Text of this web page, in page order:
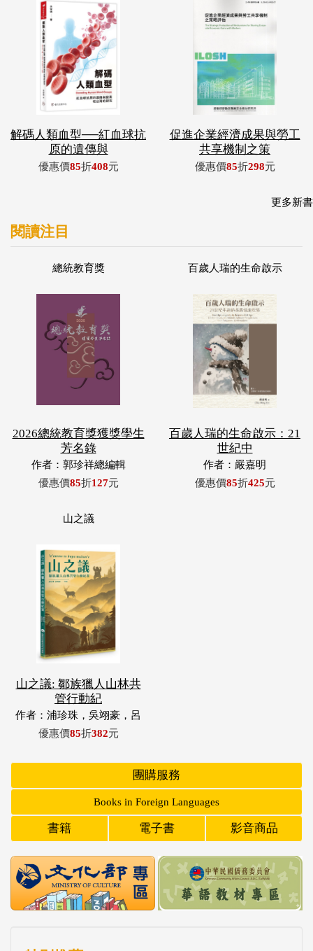
解碼人類血型──紅血球抗
原的遺傳與
優惠價85折408元
促進企業經濟成果與勞工
共享機制之策
優惠價85折298元
更多新書
閱讀注目
總統教育獎
2026總統教育獎獲獎學生
芳名錄
作者：郭珍祥總編輯
優惠價85折127元
百歲人瑞的生命啟示
百歲人瑞的生命啟示：21
世紀中
作者：嚴嘉明
優惠價85折425元
山之議
山之議: 鄒族獵人山林共
管行動紀
作者：浦珍珠，吳翊豪，呂
翊齊，張惠東，許玉青，王
優惠價85折382元
團購服務
Books in Foreign Languages
書籍 電子書 影音商品